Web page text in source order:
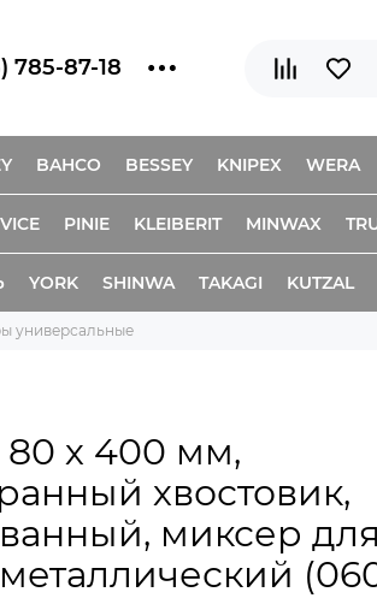
785-87-18
BAHCO BESSEY KNIPEX WERA
PINIE KLEIBERIT MINWAX
YORK SHINWA TAKAGI KUTZAL
универсальные
80 х 400 мм,
хвостовик,
миксер для